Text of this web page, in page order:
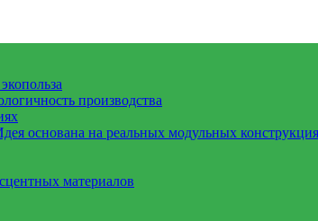
производства
основана на реальных модульных
материалов